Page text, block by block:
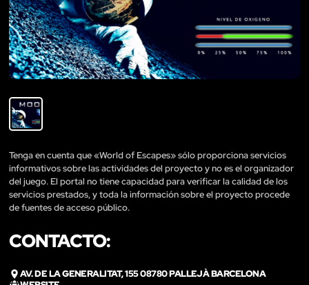
Tenga en cuenta que «World of Escapes» sólo proporciona servicios
informativos sobre las actividades del proyecto y no es el organizador
del juego. El portal no tiene capacidad para verificar la calidad de los
servicios prestados, y toda la información sobre el proyecto procede
de fuentes de acceso público.
CONTACTO:
AV. DE LA GENERALITAT, 155 08780 PALLEJÀ BARCELONA